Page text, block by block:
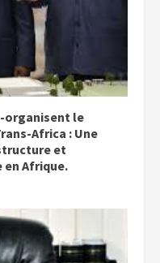
organisent le
Africa : Une
et
Afrique.